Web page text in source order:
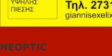
NEOPTIC